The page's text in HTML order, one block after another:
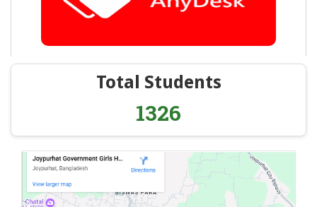
Total Students
1326